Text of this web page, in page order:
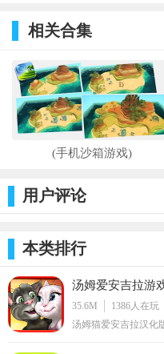
相关合集
(手机沙箱游戏)
用户评论
本类排行
汤姆爱安吉拉游
35.6M 1386人在玩
汤姆猫爱安吉拉汉化